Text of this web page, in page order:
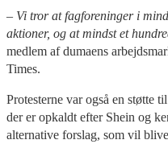
– Vi tror at fagforeninger i
aktioner, og at mindst et
medlem af dumaens
Times.
Protesterne var også en støtte
der er opkaldt efter Shein og
alternative forslag, som vil